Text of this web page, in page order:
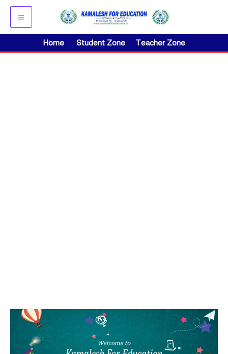
Skip
content
Home Student Zone Teacher Zone